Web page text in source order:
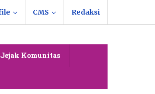
CMS Redaksi
Jejak Komunitas